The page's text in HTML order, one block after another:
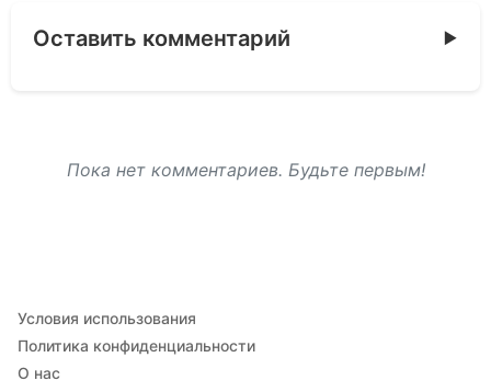
Оставить комментарий
Пока нет комментариев. Будьте первым!
Условия использования
Политика конфиденциальности
О нас